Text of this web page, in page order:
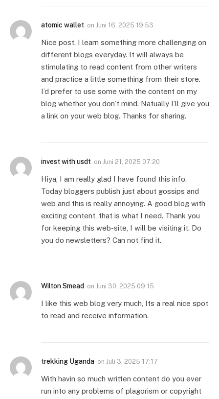
atomic wallet on Juni 16, 2025 19:53
Nice post. I learn something more challenging on
different blogs everyday. It will always be
stimulating to read content from other writers
and practice a little something from their store.
I’d prefer to use some with the content on my
blog whether you don’t mind. Natually I’ll give you
a link on your web blog. Thanks for sharing.
invest with usdt on Juni 21, 2025 07:20
Hiya, I am really glad I have found this info.
Today bloggers publish just about gossips and
web and this is really annoying. A good blog with
exciting content, that is what I need. Thank you
for keeping this web-site, I will be visiting it. Do
you do newsletters? Can not find it.
Wilton Smead on Juni 30, 2025 09:15
I like this web blog very much, Its a real nice spot
to read and receive information.
trekking Uganda on Juli 3, 2025 17:17
With havin so much written content do you ever
run into any problems of plagorism or copyright